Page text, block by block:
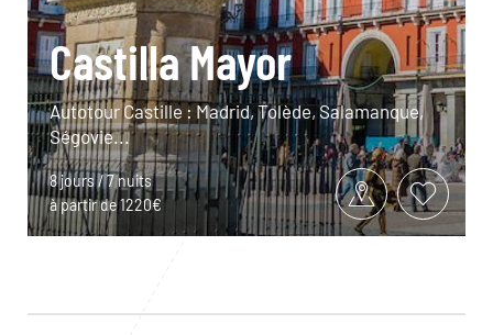
Castilla Mayor
Autotour Castille : Madrid, Tolède, Salamanque,
Ségovie...
8 jours / 7 nuits
à partir de 1220€